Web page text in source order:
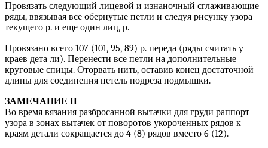
Провязать следующий лицевой и изнаночный сглаживающие
ряды, ввязывая все обернутые петли и следуя рисунку узора
текущего р. и еще один лиц, р.
Провязано всего 107 (101, 95, 89) р. переда (ряды считать у
краев дета ли). Перенести все петли на дополнительные
круговые спицы. Оторвать нить, оставив конец достаточной
длины для соединения петель подреза подмышки.
ЗАМЕЧАНИЕ II
Во время вязания разбросанной вытачки для груди раппорт
узора в зонах вытачек от поворотов укороченных рядов к
краям детали сокращается до 4 (8) рядов вместо 6 (12).